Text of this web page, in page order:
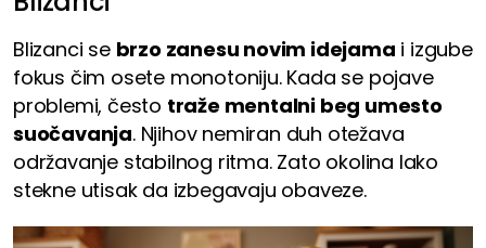
Blizanci se brzo zanesu novim idejama i izgube
fokus čim osete monotoniju. Kada se pojave
problemi, često traže mentalni beg umesto
suočavanja. Njihov nemiran duh otežava
održavanje stabilnog ritma. Zato okolina lako
stekne utisak da izbegavaju obaveze.